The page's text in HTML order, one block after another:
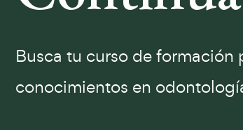
Busca tu curso de formación
conocimientos en